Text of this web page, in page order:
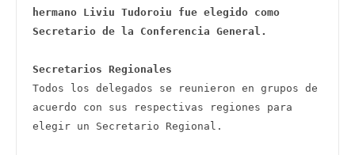
hermano Liviu Tudoroiu fue elegido como
Secretario de la Conferencia General.
Secretarios Regionales
Todos los delegados se reunieron en grupos de
acuerdo con sus respectivas regiones para
elegir un Secretario Regional.